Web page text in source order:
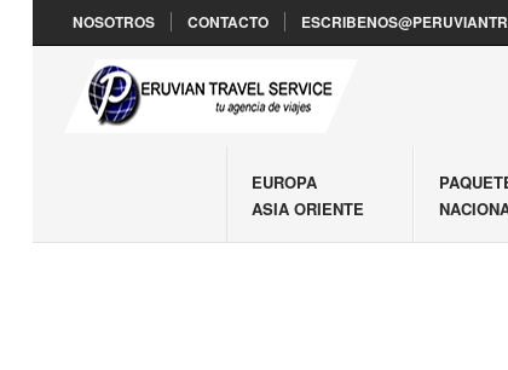
NOSOTROS CONTACTO
EUROPA
ASIA ORIENTE